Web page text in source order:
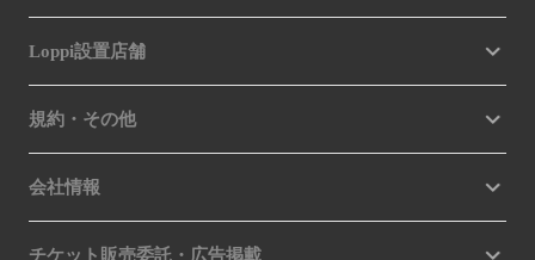
Loppi設置店舗
規約・その他
会社情報
チケット販売委託・広告掲載